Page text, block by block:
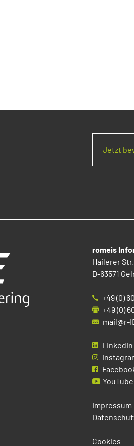
Jetzt
romeis
Hailerer Str.
D-63571
+49 (0)
+49 (0)
mail@r-
LinkedIn
YouTube
Impressum
Cookies